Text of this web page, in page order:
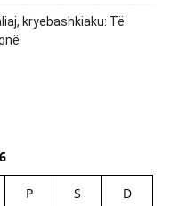
kryebashkiaku: Të
P S D